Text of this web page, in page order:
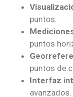
puntos.
puntos
puntos de
Interfaz
avanzados.